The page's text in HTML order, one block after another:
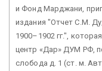
и Фонд Марджани,
издания "Отчет С.М.
1900–1902 гг.",
центр «Дар» ДУМ РФ,
слобода д. 1 (ст. м.